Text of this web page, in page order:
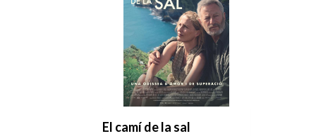
El camí de la sal